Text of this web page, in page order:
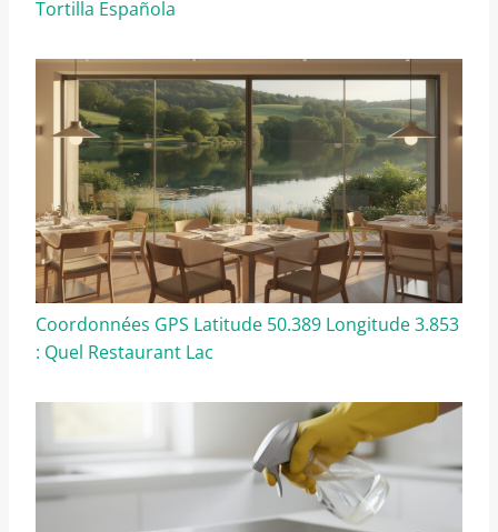
Tortilla Española
Coordonnées GPS Latitude 50.389 Longitude 3.853
: Quel Restaurant Lac